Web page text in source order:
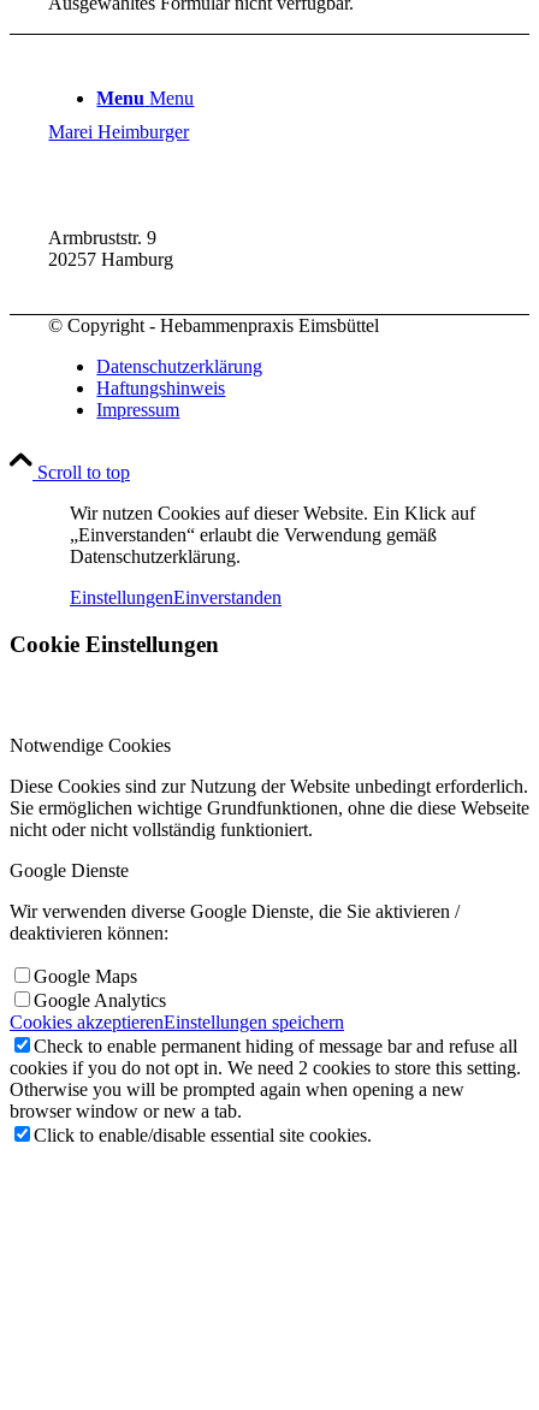
Menu Menu
Marei Heimburger
Armbruststr. 9
20257 Hamburg
© Copyright - Hebammenpraxis Eimsbüttel
Datenschutzerklärung
Haftungshinweis
Impressum
Scroll to top
Wir nutzen Cookies auf dieser Website. Ein Klick auf
„Einverstanden“ erlaubt die Verwendung gemäß
Datenschutzerklärung.
EinstellungenEinverstanden
Cookie Einstellungen
Notwendige Cookies
Diese Cookies sind zur Nutzung der Website unbedingt erforderlich.
Sie ermöglichen wichtige Grundfunktionen, ohne die diese Webseite
nicht oder nicht vollständig funktioniert.
Google Dienste
Wir verwenden diverse Google Dienste, die Sie aktivieren /
deaktivieren können:
Google Maps
Google Analytics
Cookies akzeptierenEinstellungen speichern
Check to enable permanent hiding of message bar and refuse all
cookies if you do not opt in. We need 2 cookies to store this setting.
Otherwise you will be prompted again when opening a new
browser window or new a tab.
Click to enable/disable essential site cookies.